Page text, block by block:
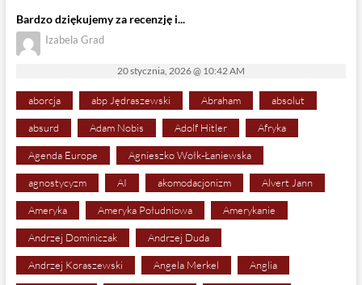
Bardzo dziękujemy za recenzję i...
Izabela Grad
20 stycznia, 2026 @ 10:42 AM
aborcja abp Jędraszewski Abraham absolut
absurd Adam Nobis Adolf Hitler Afryka
Agenda Europe Agnieszko Wołk-Łaniewska
agnostycyzm AI akomodacjonizm Alvert Jann
Ameryka Ameryka Południowa Amerykanie
Andrzej Dominiczak Andrzej Duda
Andrzej Koraszewski Angela Merkel Anglia